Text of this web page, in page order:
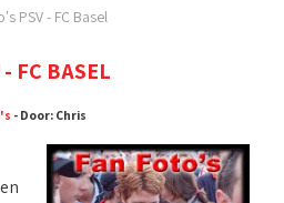
PSV - FC Basel
FC BASEL
- Door: Chris